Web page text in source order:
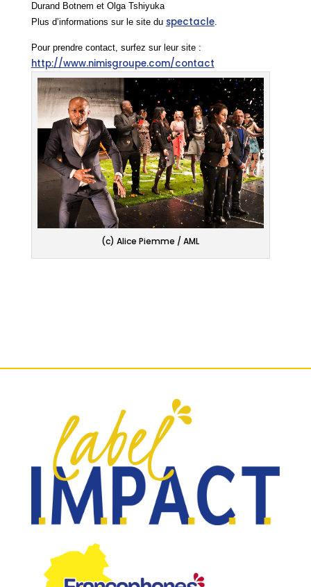
Durand Botnem et Olga Tshiyuka
​Plus d’informations sur le site du spectacle.
Pour prendre contact, surfez sur leur site :
http://www.nimisgroupe.com/contact
(c) Alice Piemme / AML